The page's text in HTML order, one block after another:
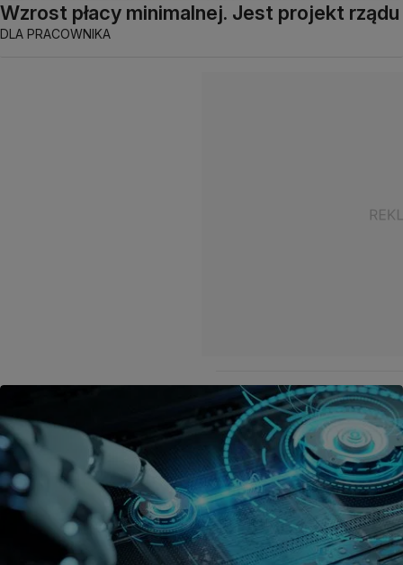
Wzrost płacy minimalnej. Jest projekt rządu
DLA PRACOWNIKA